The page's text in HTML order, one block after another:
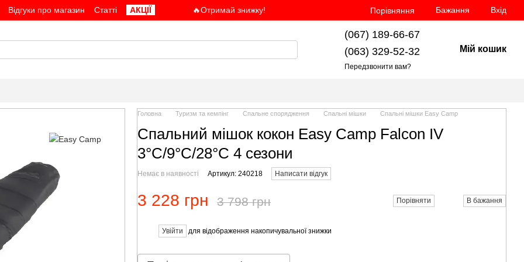
Відгуки про магазин Статті АКЦІЇ 🔥Отримай знижку! Порівняння Бажання Вхід
(067) 189-66-67
(063) 329-52-32
Передзвонити вам?
Мій кошик
Головна Туризм та кемпінг Спальне спорядження Спальні мішки Спальні мішки Easy Camp
Спальний мішок кокон Easy Camp Falcon IV
3°C/9°C/28°C 4 сезони
Немає в наявності Артикул: 240218 Написати відгук
3 228 грн 3 798 грн Порівняти В бажання
Увійти для відображення накопичувальної знижки